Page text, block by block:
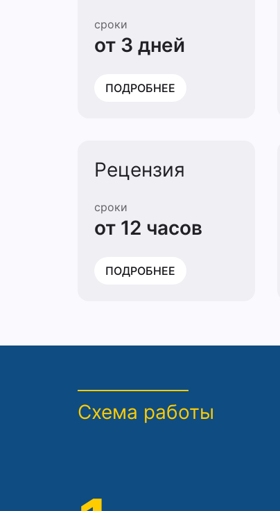
сроки
от 3 дней
ПОДРОБНЕЕ
Рецензия
сроки
от 12 часов
ПОДРОБНЕЕ
Схема работы